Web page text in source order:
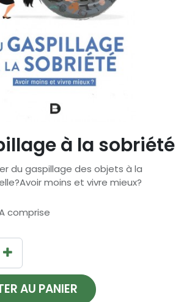
à la sobriété
du gaspillage des objets à la
moins et vivre mieux?
comprise
AU PANIER